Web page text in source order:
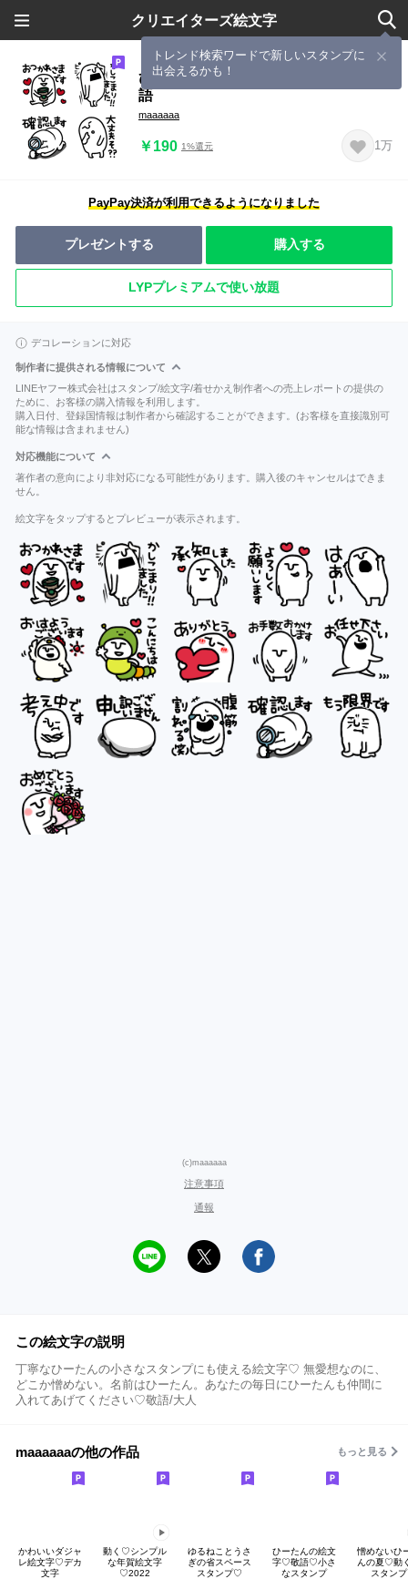
クリエイターズ絵文字
トレンド検索ワードで新しいスタンプに
出会えるかも！
ひーたんの小さなスタンプ絵文字♡敬
語
maaaaaa
￥190 1%還元 1万
PayPay決済が利用できるようになりました
プレゼントする 購入する
LYPプレミアムで使い放題
デコレーションに対応
制作者に提供される情報について
LINEヤフー株式会社はスタンプ/絵文字/着せかえ制作者への売上レポートの提供の
ために、お客様の購入情報を利用します。
購入日付、登録国情報は制作者から確認することができます。(お客様を直接識別可
能な情報は含まれません)
対応機能について
著作者の意向により非対応になる可能性があります。購入後のキャンセルはできま
せん。
絵文字をタップするとプレビューが表示されます。
(c)maaaaaa
注意事項
通報
この絵文字の説明
丁寧なひーたんの小さなスタンプにも使える絵文字♡ 無愛想なのに、
どこか憎めない。名前はひーたん。あなたの毎日にひーたんも仲間に
入れてあげてください♡敬語/大人
maaaaaaの他の作品 もっと見る
かわいいダジャ
レ絵文字♡デカ
文字
動く♡シンプル
な年賀絵文字
♡2022
ゆるねことうさ
ぎの省スペース
スタンプ♡
ひーたんの絵文
字♡敬語♡小さ
なスタンプ
憎めないひ
んの夏♡動
スタンプ